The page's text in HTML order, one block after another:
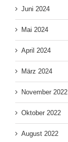
Juni 2024
Mai 2024
April 2024
März 2024
November 2022
Oktober 2022
August 2022